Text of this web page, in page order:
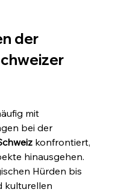
der
mit
bei der
konfrontiert,
hinausgehen.
Hürden bis
kulturellen